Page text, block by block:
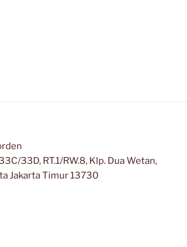
33D, RT.1/RW.8, Klp. Dua Wetan,
Jakarta Timur 13730